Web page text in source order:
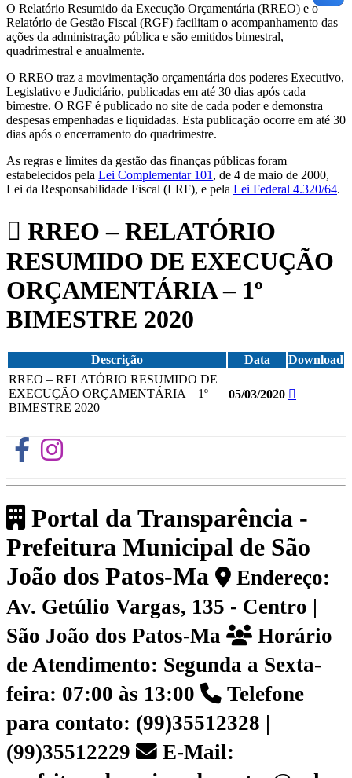
O Relatório Resumido da Execução Orçamentária (RREO) e o
Relatório de Gestão Fiscal (RGF) facilitam o acompanhamento das
ações da administração pública e são emitidos bimestral,
quadrimestral e anualmente.
O RREO traz a movimentação orçamentária dos poderes Executivo,
Legislativo e Judiciário, publicadas em até 30 dias após cada
bimestre. O RGF é publicado no site de cada poder e demonstra
despesas empenhadas e liquidadas. Esta publicação ocorre em até 30
dias após o encerramento do quadrimestre.
As regras e limites da gestão das finanças públicas foram
estabelecidos pela Lei Complementar 101 , de 4 de maio de 2000,
Lei da Responsabilidade Fiscal (LRF), e pela Lei Federal 4.320/64.
RREO – RELATÓRIO
RESUMIDO DE EXECUÇÃO
ORÇAMENTÁRIA – 1º
BIMESTRE 2020
Descrição Data
Download
RREO – RELATÓRIO RESUMIDO DE
EXECUÇÃO ORÇAMENTÁRIA – 1º
BIMESTRE 2020
05/03/2020
Portal da Transparência -
Prefeitura Municipal de São
João dos Patos-Ma
Endereço:
Av. Getúlio Vargas, 135 - Centro |
São João dos Patos-Ma
Horário
de Atendimento: Segunda a Sexta-
feira: 07:00 às 13:00
Telefone
para contato: (99)35512328 |
(99)35512229
E-Mail: